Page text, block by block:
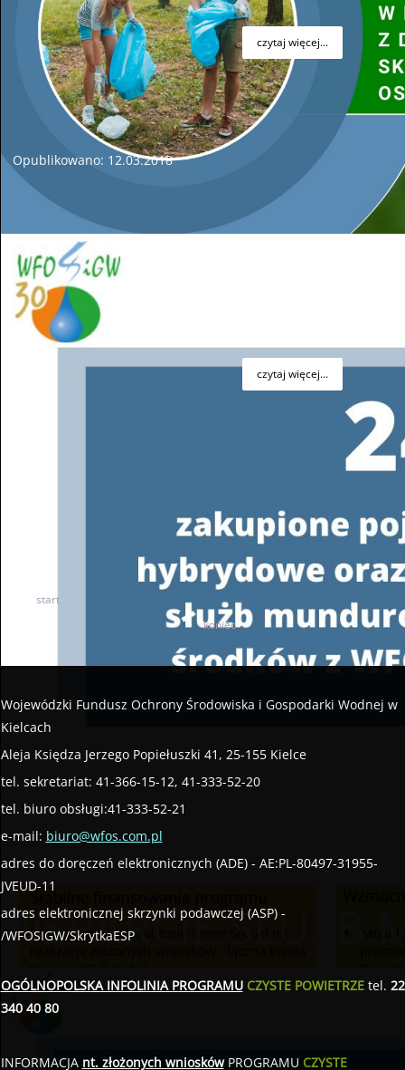
WSPARCIE SŁUŻB
czytaj więcej...
Konferencja nt. programu „Pracownia edukacyjna w szkole
podstawowej – Czyste powietrze, woda, gleba oraz odnawialne
źródła energii”
Opublikowano: 12.03.2018
W dniu
w siedzibie Wojewódzkiego Funduszu
Ochrony Środowiska i Gospodarki Wodnej w Kielcach odbyło
się spotkanie informacyjne dotyczące Programu dla gmin
województwa świętokrzyskiego pn.:
szkole podstawowej – Czyste powietrze, woda, gleba oraz
odnawialne źródła energii”.
czytaj więcej...
Mikroretencja - wymagane dokumenty Liczba artykułów: 1
Mikroretencja - kontakt Liczba artykułów: 1
start 43 44
48
49
koniec
Wojewódzki Fundusz Ochrony Środowiska i Gospodarki Wodnej w
Kielcach
Aleja Księdza Jerzego Popiełuszki 41, 25-155 Kielce
tel. sekretariat: 41-366-15-12, 41-333-52-20
tel. biuro obsługi:41-333-52-21
e-mail: biuro@wfos.com.pl
adres do doręczeń elektronicznych (ADE) - AE:PL-80497-31955-
JVEUD-11
adres elektronicznej skrzynki podawczej (ASP) -
/WFOSIGW/SkrytkaESP
OGÓLNOPOLSKA INFOLINIA PROGRAMUCZYSTE POWIETRZEtel. 22
340 40 80
INFORMACJA nt. złożonych wnioskówPROGRAMU CZYSTE